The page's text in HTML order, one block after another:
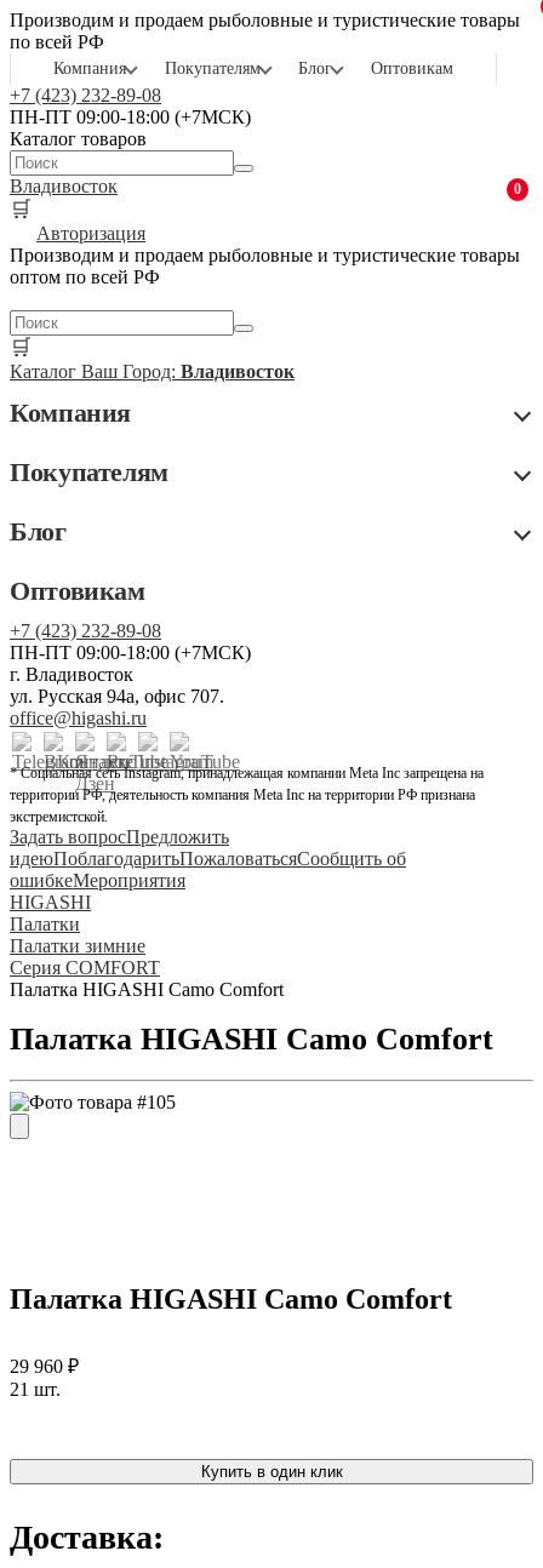
Производим и продаем рыболовные и туристические товары
по всей РФ
Компания Покупателям Блог Оптовикам
+7 (423) 232-89-08
ПН-ПТ 09:00-18:00 (+7МСК)
Каталог товаров
Владивосток
🛒
0
Авторизация
Производим и продаем рыболовные и туристические товары
оптом по всей РФ
🛒
Каталог Ваш Город: Владивосток
Компания
Покупателям
Блог
Оптовикам
+7 (423) 232-89-08
ПН-ПТ 09:00-18:00 (+7МСК)
г. Владивосток
ул. Русская 94а, офис 707.
office@higashi.ru
* Социальная сеть Instagram, принадлежащая компании Meta Inc запрещена на
территории РФ, деятельность компания Meta Inc на территории РФ признана
экстремистской.
Задать вопросПредложить
идеюПоблагодаритьПожаловатьсяСообщить об
ошибкеМероприятия
HIGASHI
Палатки
Палатки зимние
Серия COMFORT
Палатка HIGASHI Camo Comfort
Палатка HIGASHI Camo Comfort
Палатка HIGASHI Camo Comfort
29 960 ₽
21 шт.
Купить в один клик
Доставка: